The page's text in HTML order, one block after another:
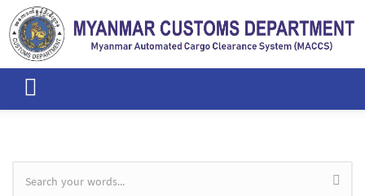
Skip to main content
Search form